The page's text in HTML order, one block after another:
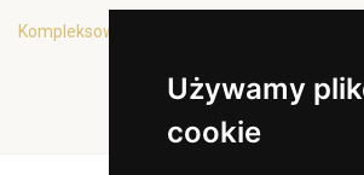
Używamy
cookie
Kompleksowa oferta edukacyjna